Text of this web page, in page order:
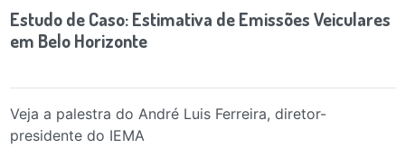
Estudo de Caso: Estimativa de Emissões Veiculares
em Belo Horizonte
Veja a palestra do André Luis Ferreira, diretor-
presidente do IEMA